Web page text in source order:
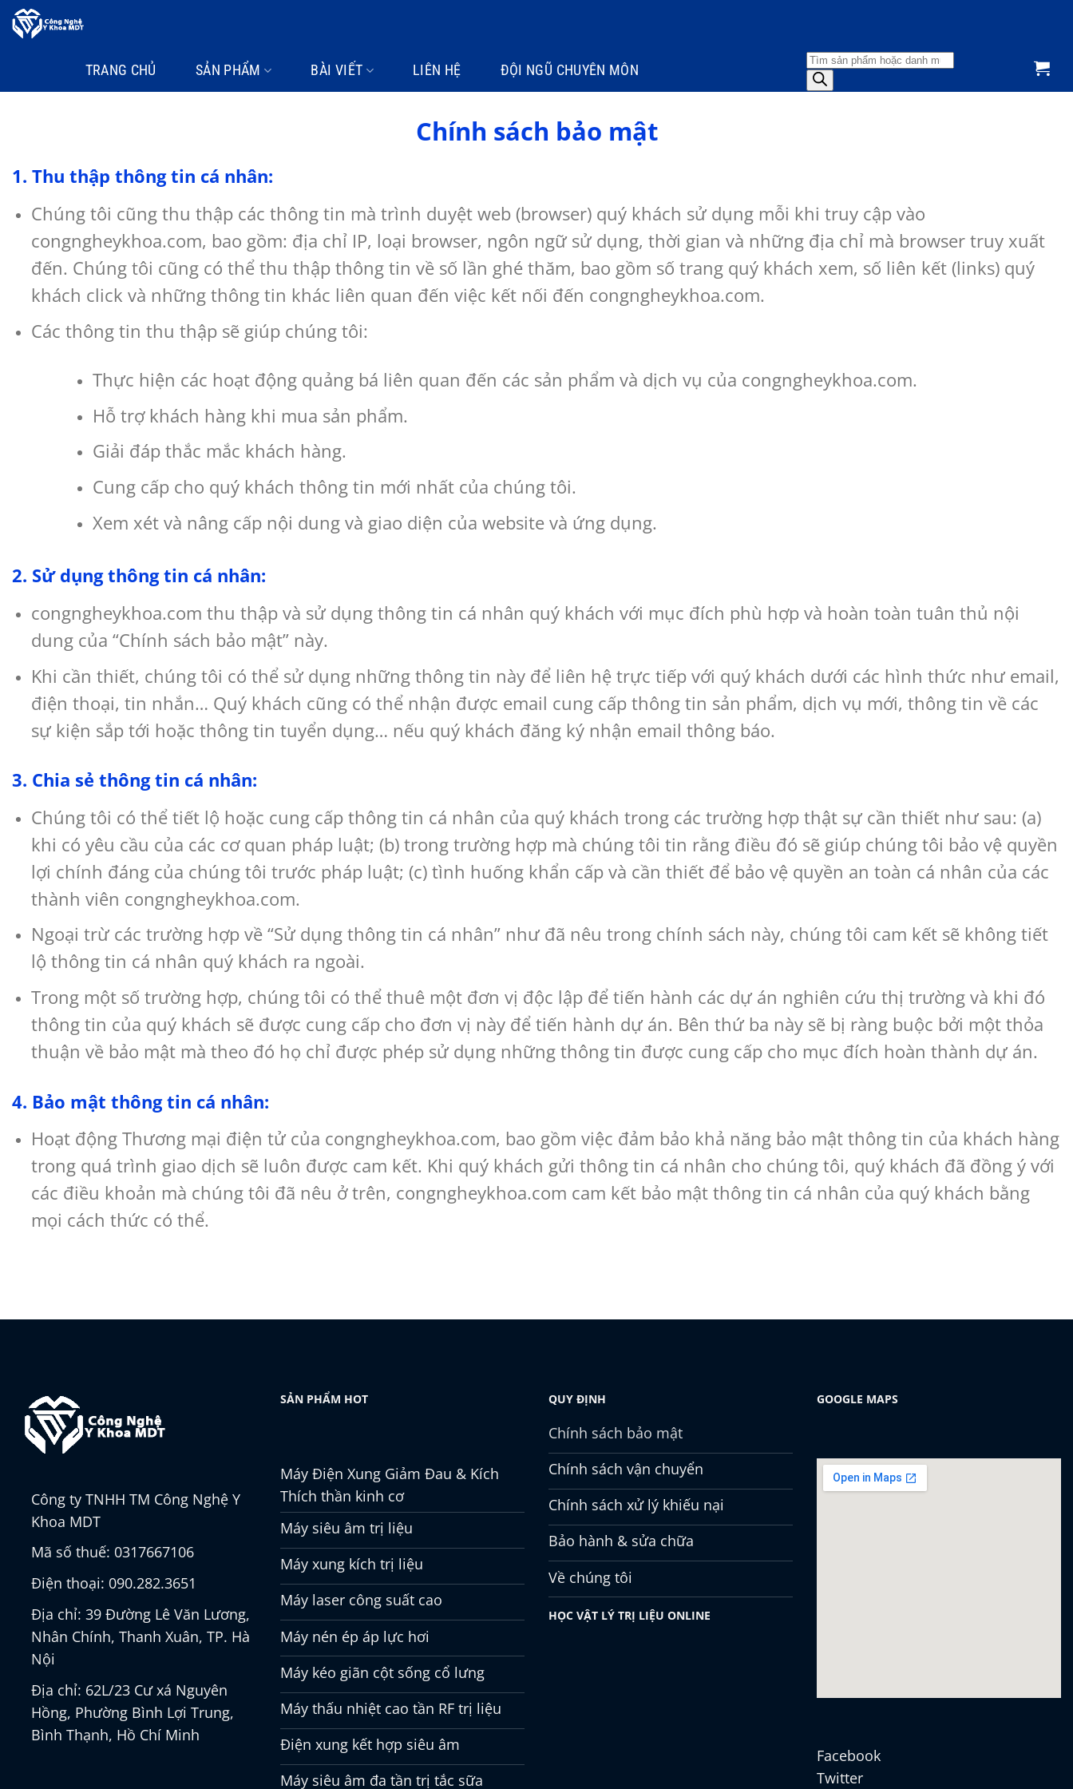
Bỏ
qua
TRANG CHỦ SẢN PHẨM BÀI VIẾT LIÊN HỆ ĐỘI NGŨ CHUYÊN MÔN
Tìm
kiếm
Chính sách bảo mật
1. Thu thập thông tin cá nhân:
Chúng tôi cũng thu thập các thông tin mà trình duyệt web (browser) quý khách sử dụng mỗi khi truy cập vào
congngheykhoa.com, bao gồm: địa chỉ IP, loại browser, ngôn ngữ sử dụng, thời gian và những địa chỉ mà browser truy xuất
đến. Chúng tôi cũng có thể thu thập thông tin về số lần ghé thăm, bao gồm số trang quý khách xem, số liên kết (links) quý
khách click và những thông tin khác liên quan đến việc kết nối đến congngheykhoa.com.
Các thông tin thu thập sẽ giúp chúng tôi:
Thực hiện các hoạt động quảng bá liên quan đến các sản phẩm và dịch vụ của congngheykhoa.com.
Hỗ trợ khách hàng khi mua sản phẩm.
Giải đáp thắc mắc khách hàng.
Cung cấp cho quý khách thông tin mới nhất của chúng tôi.
Xem xét và nâng cấp nội dung và giao diện của website và ứng dụng.
2. Sử dụng thông tin cá nhân:
congngheykhoa.com thu thập và sử dụng thông tin cá nhân quý khách với mục đích phù hợp và hoàn toàn tuân thủ nội
dung của “Chính sách bảo mật” này.
Khi cần thiết, chúng tôi có thể sử dụng những thông tin này để liên hệ trực tiếp với quý khách dưới các hình thức như email,
điện thoại, tin nhắn… Quý khách cũng có thể nhận được email cung cấp thông tin sản phẩm, dịch vụ mới, thông tin về các
sự kiện sắp tới hoặc thông tin tuyển dụng… nếu quý khách đăng ký nhận email thông báo.
3. Chia sẻ thông tin cá nhân:
Chúng tôi có thể tiết lộ hoặc cung cấp thông tin cá nhân của quý khách trong các trường hợp thật sự cần thiết như sau: (a)
khi có yêu cầu của các cơ quan pháp luật; (b) trong trường hợp mà chúng tôi tin rằng điều đó sẽ giúp chúng tôi bảo vệ quyền
lợi chính đáng của chúng tôi trước pháp luật; (c) tình huống khẩn cấp và cần thiết để bảo vệ quyền an toàn cá nhân của các
thành viên congngheykhoa.com.
Ngoại trừ các trường hợp về “Sử dụng thông tin cá nhân” như đã nêu trong chính sách này, chúng tôi cam kết sẽ không tiết
lộ thông tin cá nhân quý khách ra ngoài.
Trong một số trường hợp, chúng tôi có thể thuê một đơn vị độc lập để tiến hành các dự án nghiên cứu thị trường và khi đó
thông tin của quý khách sẽ được cung cấp cho đơn vị này để tiến hành dự án. Bên thứ ba này sẽ bị ràng buộc bởi một thỏa
thuận về bảo mật mà theo đó họ chỉ được phép sử dụng những thông tin được cung cấp cho mục đích hoàn thành dự án.
4. Bảo mật thông tin cá nhân:
Hoạt động Thương mại điện tử của congngheykhoa.com, bao gồm việc đảm bảo khả năng bảo mật thông tin của khách hàng
trong quá trình giao dịch sẽ luôn được cam kết. Khi quý khách gửi thông tin cá nhân cho chúng tôi, quý khách đã đồng ý với
các điều khoản mà chúng tôi đã nêu ở trên, congngheykhoa.com cam kết bảo mật thông tin cá nhân của quý khách bằng
mọi cách thức có thể.
Công ty TNHH TM Công Nghệ Y
Khoa MDT
Mã số thuế: 0317667106
Điện thoại: 090.282.3651
Địa chỉ: 39 Đường Lê Văn Lương,
Nhân Chính, Thanh Xuân, TP. Hà
Nội
Địa chỉ: 62L/23 Cư xá Nguyên
Hồng, Phường Bình Lợi Trung,
Bình Thạnh, Hồ Chí Minh
SẢN PHẨM HOT
Máy Điện Xung Giảm Đau & Kích
Thích thần kinh cơ
Máy siêu âm trị liệu
Máy xung kích trị liệu
Máy laser công suất cao
Máy nén ép áp lực hơi
Máy kéo giãn cột sống cổ lưng
Máy thấu nhiệt cao tần RF trị liệu
Điện xung kết hợp siêu âm
Máy siêu âm đa tần trị tắc sữa
QUY ĐỊNH
Chính sách bảo mật
Chính sách vận chuyển
Chính sách xử lý khiếu nại
Bảo hành & sửa chữa
Về chúng tôi
HỌC VẬT LÝ TRỊ LIỆU ONLINE
GOOGLE MAPS
Facebook
Twitter